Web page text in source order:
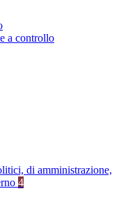
a controllo
di amministrazione,
4